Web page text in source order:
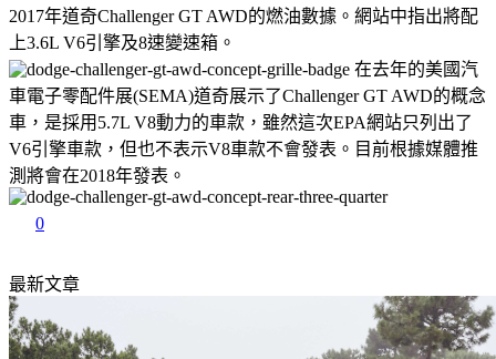
2017年道奇Challenger GT AWD的燃油數據。網站中指出將配
上3.6L V6引擎及8速變速箱。
在去年的美國汽
車電子零配件展(SEMA)道奇展示了Challenger GT AWD的概念
車，是採用5.7L V8動力的車款，雖然這次EPA網站只列出了
V6引擎車款，但也不表示V8車款不會發表。目前根據媒體推
測將會在2018年發表。
0
最新文章